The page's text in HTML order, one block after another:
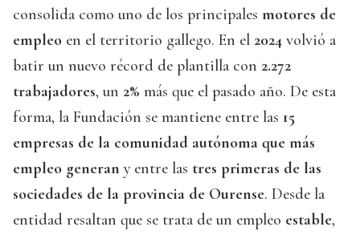
consolida como uno de los principales motores de
empleo en el territorio gallego. En el 2024 volvió a
batir un nuevo récord de plantilla con 2.272
trabajadores, un 2% más que el pasado año. De esta
forma, la Fundación se mantiene entre las 15
empresas de la comunidad autónoma que más
empleo generan y entre las tres primeras de las
sociedades de la provincia de Ourense. Desde la
entidad resaltan que se trata de un empleo estable,